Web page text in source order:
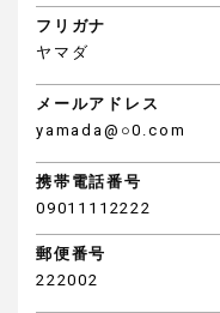
フリガナ
ヤマダ
メールアドレス
yamada@○0.com
携帯電話番号
09011112222
郵便番号
222002